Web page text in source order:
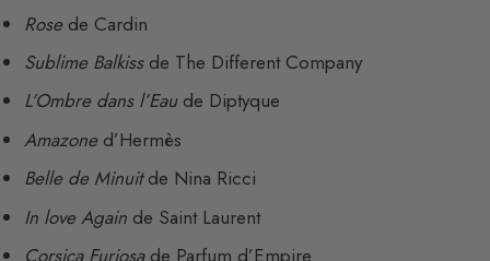
Rosede Cardin
Sublime Balkissde The Different Company
L’Ombre dans l’Eaude Diptyque
Amazoned’Hermès
Belle de Minuitde Nina Ricci
In love Again de Saint Laurent
Corsica Furiosade Parfum d’Empire